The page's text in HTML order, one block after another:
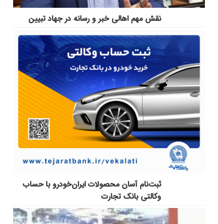
نقش مهم اهالی خبر و رسانه در جهاد تبیین
ثبت‌نام آسان محصولات ایران‌خودرو با حساب
وکالتی بانک تجارت